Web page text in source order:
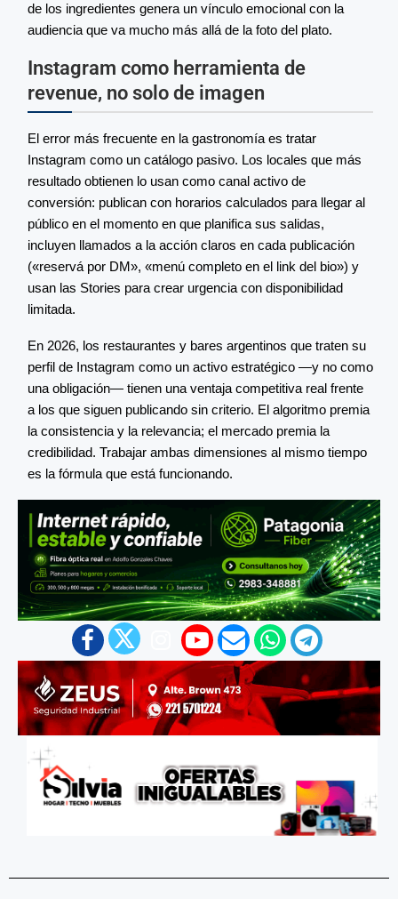
de los ingredientes genera un vínculo emocional con la
audiencia que va mucho más allá de la foto del plato.
Instagram como herramienta de
revenue, no solo de imagen
El error más frecuente en la gastronomía es tratar
Instagram como un catálogo pasivo. Los locales que más
resultado obtienen lo usan como canal activo de
conversión: publican con horarios calculados para llegar al
público en el momento en que planifica sus salidas,
incluyen llamados a la acción claros en cada publicación
(«reservá por DM», «menú completo en el link del bio») y
usan las Stories para crear urgencia con disponibilidad
limitada.
En 2026, los restaurantes y bares argentinos que traten su
perfil de Instagram como un activo estratégico —y no como
una obligación— tienen una ventaja competitiva real frente
a los que siguen publicando sin criterio. El algoritmo premia
la consistencia y la relevancia; el mercado premia la
credibilidad. Trabajar ambas dimensiones al mismo tiempo
es la fórmula que está funcionando.